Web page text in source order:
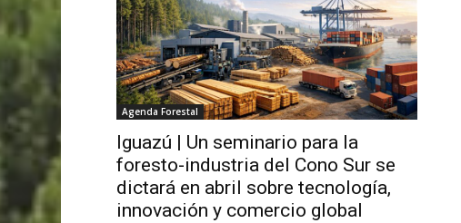
Agenda Forestal
Iguazú | Un seminario para la
foresto-industria del Cono Sur se
dictará en abril sobre tecnología,
innovación y comercio global